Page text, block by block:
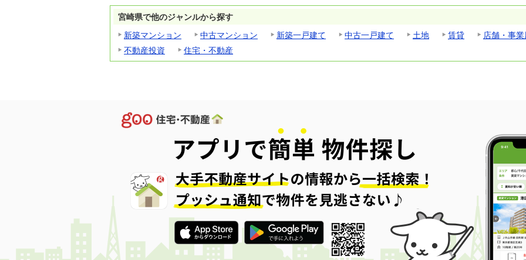
宮崎県で他のジャンルから探す
新築マンション
中古マンション 新築一戸建て 中古一戸建て 土地 賃貸
店舗・事業
不動産投資
住宅・不動産